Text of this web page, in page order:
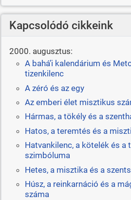
Kapcsolódó cikkeink
2000. augusztus:
A bahá’i kalendárium és
tizenkilenc
A zéró és az egy
Az emberi élet misztikus
Hármas, a tökély és a
Hatos, a teremtés és a
Hatvankilenc, a kötelék és a
szimbóluma
Hetes, a misztika és a
Húsz, a reinkarnáció és a
száma